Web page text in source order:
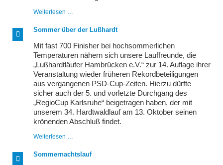
Weiterlesen …
Meisterschaft,
Abendlauf
Trail
Sommer über der Lußhardt
Mit fast 700 Finisher bei hochsommerlichen
Temperaturen nähern sich unsere Lauffreunde, die
„Lußhardtläufer Hambrücken e.V.“ zur 14. Auflage ihrer
Veranstaltung wieder früheren Rekordbeteiligungen
aus vergangenen PSD-Cup-Zeiten. Hierzu dürfte
sicher auch der 5. und vorletzte Durchgang des
„RegioCup Karlsruhe“ beigetragen haben, der mit
unserem 34. Hardtwaldlauf am 13. Oktober seinen
krönenden Abschluß findet.
Weiterlesen …
der
Lußhardt
Sommernachtslauf